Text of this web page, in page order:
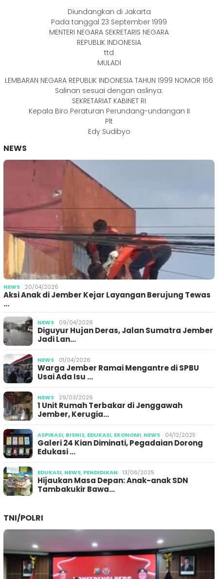
Diundangkan di Jakarta
Pada tanggal 23 September 1999
MENTERI NEGARA SEKRETARIS NEGARA
REPUBLIK INDONESIA
ttd
MULADI
LEMBARAN NEGARA REPUBLIK INDONESIA TAHUN 1999 NOMOR 166
Salinan sesuai dengan aslinya.
SEKRETARIAT KABINET RI
Kepala Biro Peraturan Perundang-undangan II
Plt
Edy Sudibyo
NEWS
NEWS 20/04/2026
Aksi Anak di Jember Kejar Layangan Berujung Tewas
…
NEWS 09/04/2026
Diguyur Hujan Deras, Jalan Sumatra Jember
Jadi Lan…
NEWS 01/04/2026
Warga Jember Ramai Mengantre di SPBU
Usai Ada Isu …
NEWS 29/03/2026
1 Unit Rumah Terbakar di Jenggawah
Jember, Kerugia…
ASPIRASI, BISNIS, EDUKASI, EKONOMI, NEWS 04/12/2025
Galeri 24 Kian Diminati, Pegadaian Dorong
Edukasi …
EDUKASI, NEWS, PENDIDIKAN 13/06/2025
Hijaukan Masa Depan: Anak-anak SDN
Tambakukir Bawa…
TNI/POLRI